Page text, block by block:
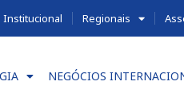
Institucional Regionais
NEGÓCIOS